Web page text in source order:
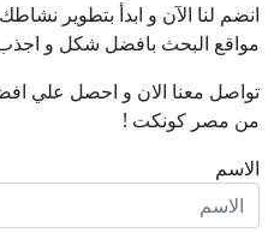
انضم لنا اﻵن و ابدأ بتطوير
مواقع البحث بافضل شكل و اجذب
تواصل معنا الان و احصل علي
من مصر كونكت !
الاسم